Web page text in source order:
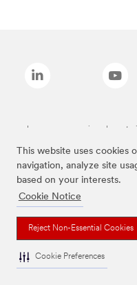
This website uses cookies
navigation, analyze site
based on your interests.
Cookie Notice
Reject Non-Essential Cookies
Cookie Preferences
Las marcas mencionadas